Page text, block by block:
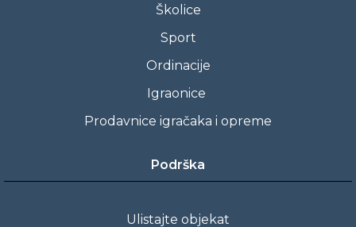
Školice
Sport
Ordinacije
Igraonice
Prodavnice igračaka i opreme
Podrška
Ulistajte objekat